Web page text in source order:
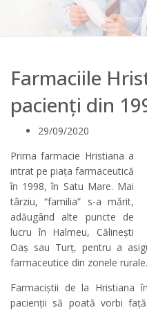
Farmaciile
pacienți din
29/09/2020
Prima farmacie Hristiana a
intrat pe piața farmaceutică
în 1998, în Satu Mare. Mai
târziu, “familia” s-a mărit,
adăugând alte puncte de
lucru în Halmeu, Călinești
Oaș sau Turț, pentru a
farmaceutice din zonele rurale.
Farmaciștii de la Hristiana
pacienții să poată vorbi